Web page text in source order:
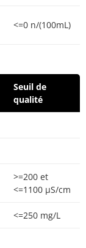
<=0 n/(100mL)
Seuil de
qualité
>=200 et
<=1100 µS/cm
<=250 mg/L